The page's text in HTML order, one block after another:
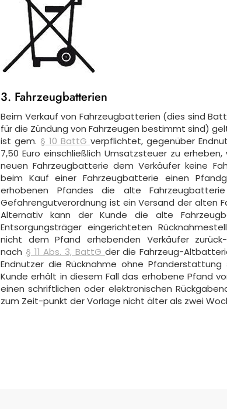
3. Fahrzeugbatterien
Beim Verkauf von Fahrzeugbatterien (dies sind
für die Zündung von Fahrzeugen bestimmt sind)
ist gem. § 10 BattG verpflichtet, gegenüber
7,50 Euro einschließlich Umsatzsteuer zu
neuen Fahrzeugbatterie dem Verkäufer keine
beim Kauf einer Fahrzeugbatterie einen
erhobenen Pfandes die alte
Gefahrengutverordnung ist ein Versand der alten
Alternativ kann der Kunde die alte
Entsorgungsträger eingerichteten
nicht dem Pfand erhebenden Verkäufer
nach § 11 Abs. 3, BattG der die Fahrzeug-
Endnutzer die Rücknahme ohne
Kunde erhält in diesem Fall das erhobene Pfand
einen schriftlichen oder elektronischen
zum Zeit-punkt der Vorlage nicht älter als zwei